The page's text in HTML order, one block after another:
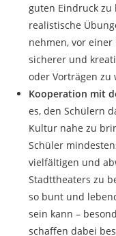
guten Eindruck zu
realistische
nehmen, vor
sicherer und
oder Vorträgen zu
Kooperation mit
es, den Schülern
Kultur nahe zu
Schüler
vielfältigen und
Stadttheaters zu
so bunt und
sein kann –
schaffen dabei